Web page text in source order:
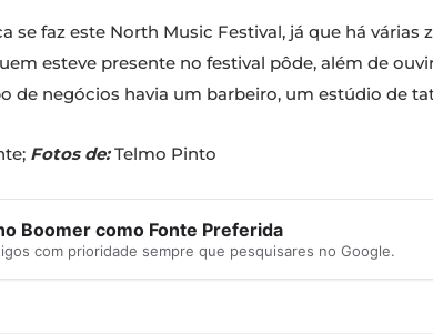
se faz este North Music Festival, já que há
esteve presente no festival pôde, além de
de negócios havia um barbeiro, um estúdio de
Fotos de: Telmo Pinto
Boomer como Fonte Preferida
com prioridade sempre que pesquisares no Google.